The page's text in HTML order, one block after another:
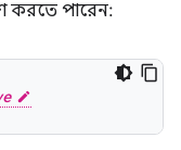
করতে পারেন: